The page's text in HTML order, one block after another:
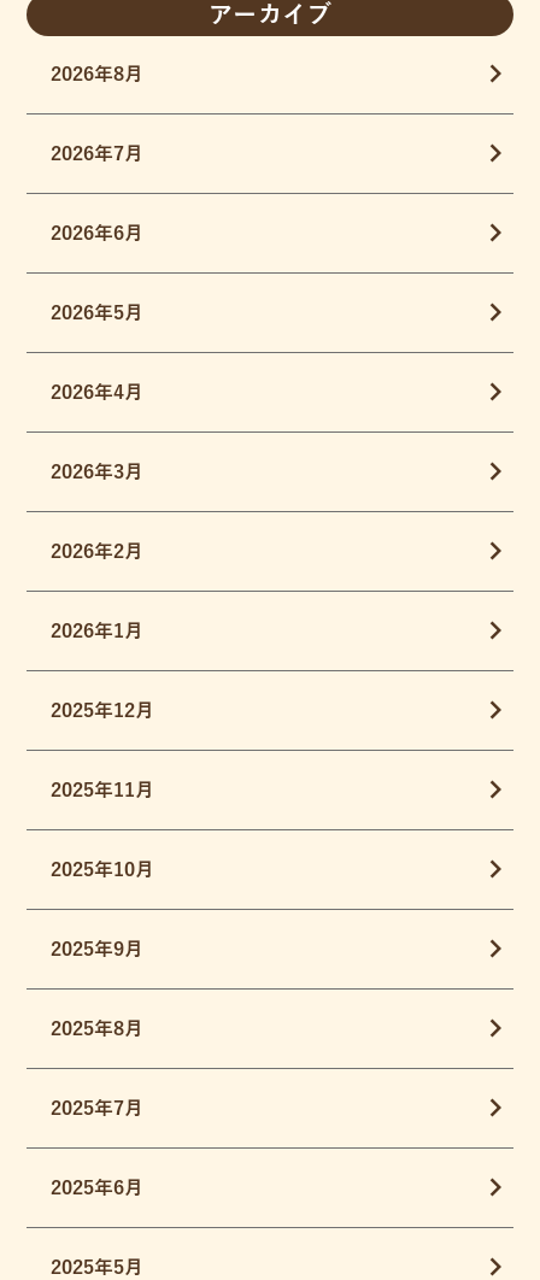
アーカイブ
2026年8月
2026年7月
2026年6月
2026年5月
2026年4月
2026年3月
2026年2月
2026年1月
2025年12月
2025年11月
2025年10月
2025年9月
2025年8月
2025年7月
2025年6月
2025年5月